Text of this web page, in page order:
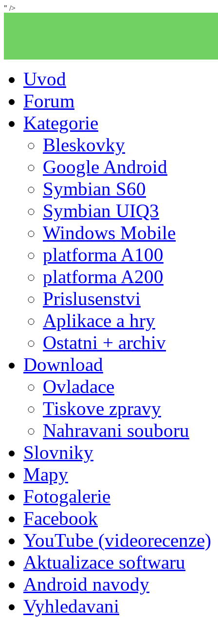
" />
Uvod
Forum
Kategorie
Bleskovky
Google Android
Symbian S60
Symbian UIQ3
Windows Mobile
platforma A100
platforma A200
Prislusenstvi
Aplikace a hry
Ostatni + archiv
Download
Ovladace
Tiskove zpravy
Nahravani souboru
Slovniky
Mapy
Fotogalerie
Facebook
YouTube (videorecenze)
Aktualizace softwaru
Android navody
Vyhledavani